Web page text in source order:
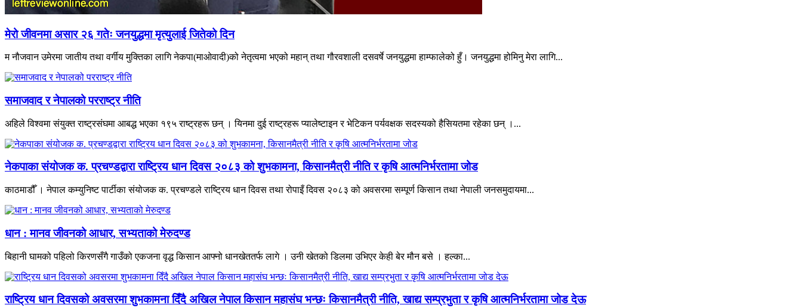
मेरो जीवनमा असार २६ गतेः जनयुद्धमा मृत्युलाई जितेको दिन
म नौजवान उमेरमा जातीय तथा वर्गीय मुक्तिका लागि नेकपा(माओवादी)को नेतृत्वमा भएको महान् तथा गौरवशाली दसवर्षे जनयुद्धमा हाम्फालेको हुँ। जनयुद्धमा होमिनु मेरा लागि...
समाजवाद र नेपालको परराष्ट्र नीति
अहिले विश्वमा संयुक्त राष्ट्रसंघमा आबद्ध भएका १९५ राष्ट्रहरू छन् । यिनमा दुई राष्ट्रहरू प्यालेष्टाइन र भेटिकन पर्यवक्षक सदस्यको हैसियतमा रहेका छन् ।...
नेकपाका संयोजक क. प्रचण्डद्वारा राष्ट्रिय धान दिवस २०८३ को शुभकामना, किसानमैत्री नीति र कृषि आत्मनिर्भरतामा जोड
काठमाडौँ । नेपाल कम्युनिष्ट पार्टीका संयोजक क. प्रचण्डले राष्ट्रिय धान दिवस तथा रोपाइँ दिवस २०८३ को अवसरमा सम्पूर्ण किसान तथा नेपाली जनसमुदायमा...
धान : मानव जीवनको आधार, सभ्यताको मेरुदण्ड
बिहानी घामको पहिलो किरणसँगै गाउँको एकजना वृद्ध किसान आफ्नो धानखेततर्फ लागे । उनी खेतको डिलमा उभिएर केही बेर मौन बसे । हल्का...
राष्ट्रिय धान दिवसको अवसरमा शुभकामना दिँदै अखिल नेपाल किसान महासंघ भन्छः किसानमैत्री नीति, खाद्य सम्प्रभुता र कृषि आत्मनिर्भरतामा जोड देऊ